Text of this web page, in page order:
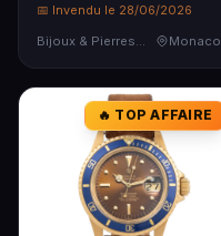
📅 Invendu le 28/06/2026
Monaco
🔥 TOP AFFAIRE